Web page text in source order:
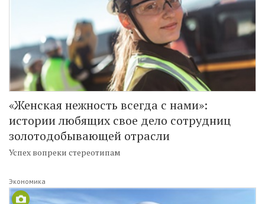
«Женская нежность всегда с нами»:
истории любящих свое дело сотрудниц
золотодобывающей отрасли
Успех вопреки стереотипам
Экономика